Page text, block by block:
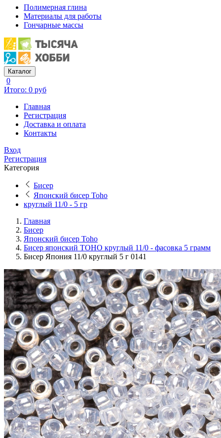
Полимерная глина
Материалы для работы
Гончарные массы
Каталог
0
Итого: 0 руб
Главная
Регистрация
Доставка и оплата
Контакты
Вход
Регистрация
Категория
Бисер
Японский бисер Toho
круглый 11/0 - 5 гр
Главная
Бисер
Японский бисер Toho
Бисер японский TOHO круглый 11/0 - фасовка 5 грамм
Бисер Япония 11/0 круглый 5 г 0141